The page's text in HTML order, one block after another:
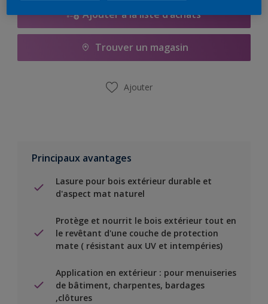
Ajouter à la liste d’achats
Trouver un magasin
Ajouter
Principaux avantages
Lasure pour bois extérieur durable et
d'aspect mat naturel
Protège et nourrit le bois extérieur tout en
le revêtant d'une couche de protection
mate ( résistant aux UV et intempéries)
Application en extérieur : pour menuiseries
de bâtiment, charpentes, bardages
,clôtures